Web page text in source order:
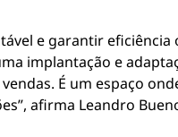
e garantir
implantação e
É um espaço
afirma Leandro